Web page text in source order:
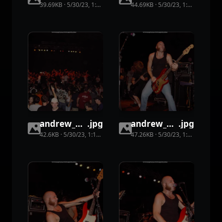
39.69KB · 5/30/23, 1:17 AM 22views
44.69KB · 5/30/23, 1:17 AM
andrew_wk003_13238 .jpg
42.6KB · 5/30/23, 1:17 AM 15views
andrew_wk003_13199 .jpg
47.26KB · 5/30/23, 1:17 AM